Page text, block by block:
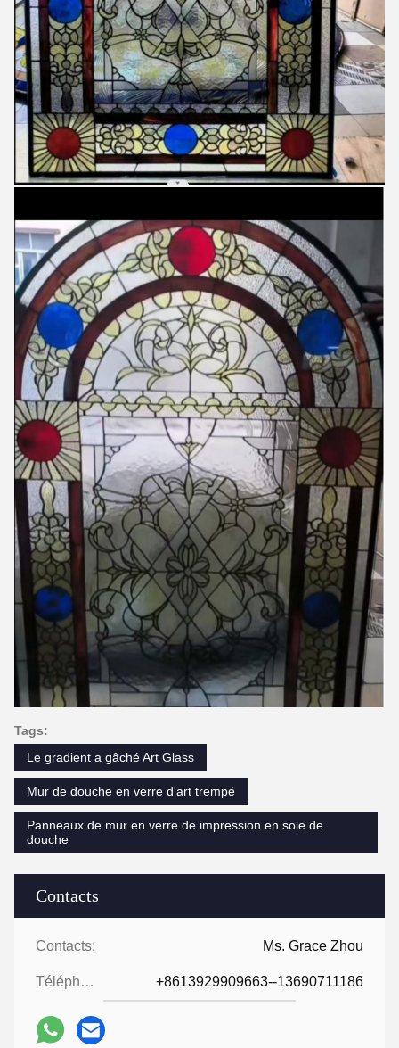
Contacts
Contacts: Ms. Grace Zhou
Téléphone: +8613929909663--13690711186
Tags:
Le gradient a gâché Art Glass
Mur de douche en verre d'art trempé
Panneaux de mur en verre de impression en soie de
douche